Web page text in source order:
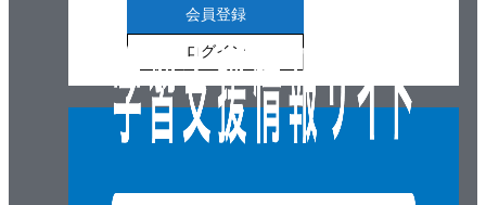
会員登録
ログイン